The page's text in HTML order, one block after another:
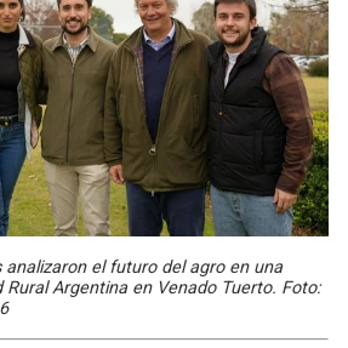
el futuro del agro en una
Argentina en Venado Tuerto. Foto: